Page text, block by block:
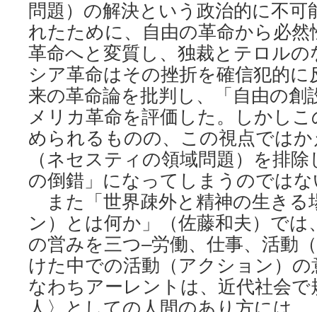
問題）の解決という政治的に不可
れたために、自由の革命から必
革命へと変質し、独裁とテロル
シア革命はその挫折を確信犯的
来の革命論を批判し、「自由の創
メリカ革命を評価した。しかし
められるものの、この視点では
（ネセスティの領域問題）を排
の倒錯」になってしまうのでは
また「世界疎外と精神の生きる
ン）とは何か」（佐藤和夫）で
の営みを三つ–労働、仕事、活動
けた中での活動（アクション）
なわちアーレントは、近代社会
人〉としての人間のあり方には